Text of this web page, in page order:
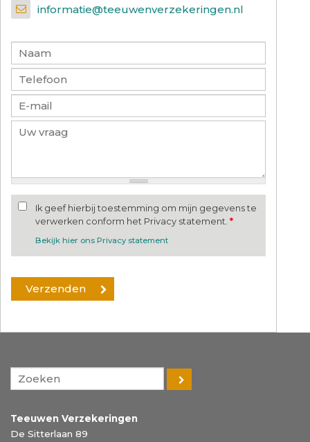
informatie@teeuwenverzekeringen.nl
Ik geef hierbij toestemming om mijn gegevens te
verwerken conform het Privacy statement. *
Bekijk hier ons Privacy statement
Teeuwen Verzekeringen
De Sitterlaan 89